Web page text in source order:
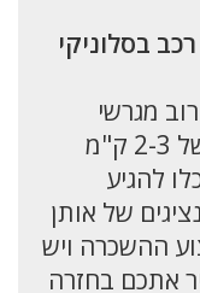
מגרשי
החנייה שלהם מצויים במרחק של 2-3 ק"מ
להגיע
של אותן
ההשכרה ויש
אתכם בחזרה